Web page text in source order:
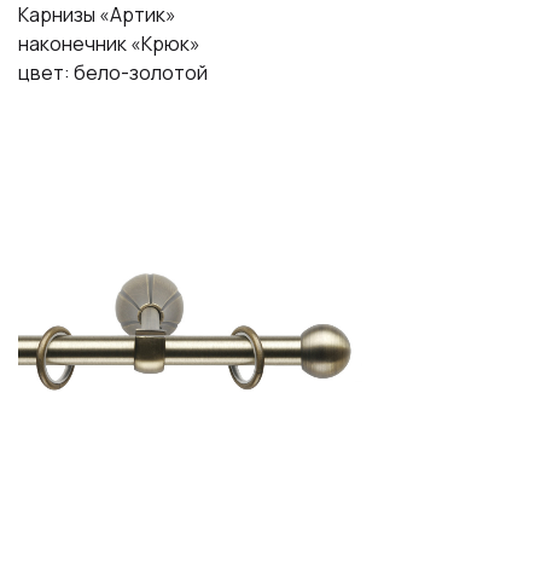
Карнизы «Артик»
наконечник «Крюк»
цвет: бело-золотой